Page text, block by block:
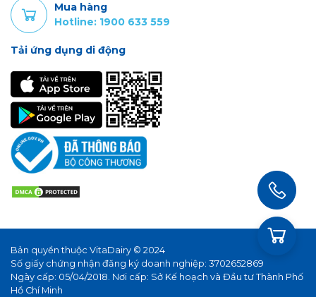
Mua hàng
Hotline: 1900 633 559
Tải ứng dụng di động
Bản quyền thuộc VitaDairy © 2024
Số giấy chứng nhận đăng ký doanh nghiệp: 3702652869
Ngày cấp: 05/04/2018. Nơi cấp: Sở Kế hoạch và Đầu tư Thành Phố
Hồ Chí Minh